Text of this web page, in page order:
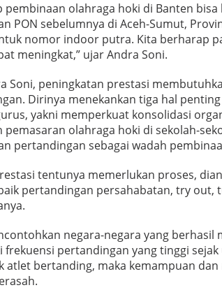
pembinaan olahraga hoki di Banten bisa
PON sebelumnya di Aceh-Sumut,
nomor indoor putra. Kita berharap
meningkat,” ujar Andra Soni.
Soni, peningkatan prestasi
Dirinya menekankan tiga hal
yakni memperkuat konsolidasi
pemasaran olahraga hoki di sekolah-
pertandingan sebagai wadah
tentunya memerlukan proses,
pertandingan persahabatan, try out,
negara-negara yang berhasil
frekuensi pertandingan yang tinggi
atlet bertanding, maka kemampuan